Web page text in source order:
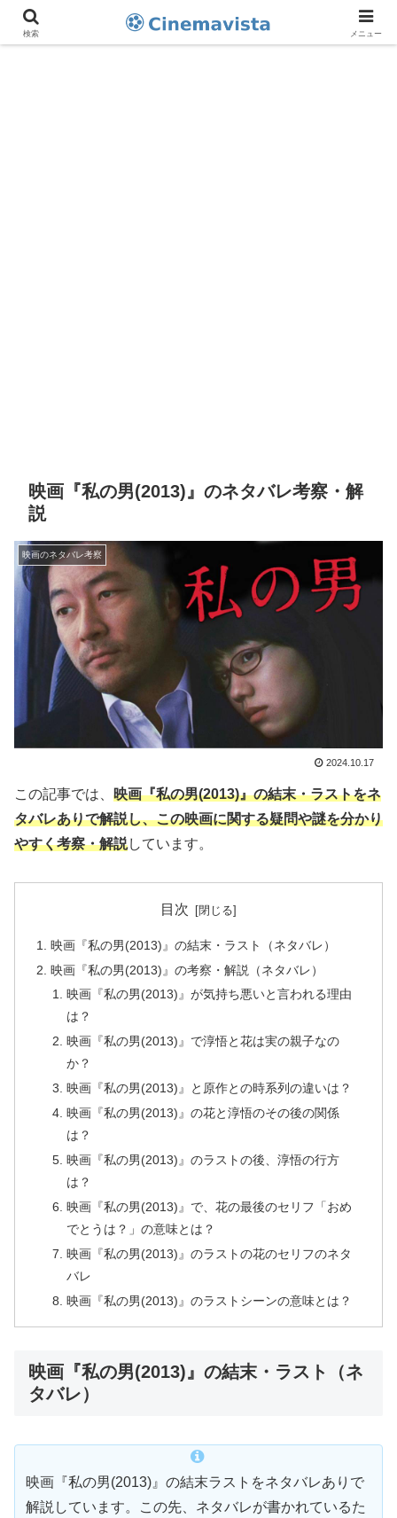
映画『私の男(2013)』のネタバレ考察・解
説
映画のネタバレ考察
2024.10.17
この記事では、 映画『私の男(2013)』の結末・ラストをネ
タバレありで解説し、この映画に関する疑問や謎を分かり
やすく考察・解説しています。
目次
映画『私の男(2013)』の結末・ラスト（ネタバレ）
映画『私の男(2013)』の考察・解説（ネタバレ）
映画『私の男(2013)』が気持ち悪いと言われる理由
は？
映画『私の男(2013)』で淳悟と花は実の親子なの
か？
映画『私の男(2013)』と原作との時系列の違いは？
映画『私の男(2013)』の花と淳悟のその後の関係
は？
映画『私の男(2013)』のラストの後、淳悟の行方
は？
映画『私の男(2013)』で、花の最後のセリフ「おめ
でとうは？」の意味とは？
映画『私の男(2013)』のラストの花のセリフのネタ
バレ
映画『私の男(2013)』のラストシーンの意味とは？
映画『私の男(2013)』の結末・ラスト（ネ
タバレ）
映画『私の男(2013)』の結末ラストをネタバレありで
解説しています。この先、ネタバレが書かれているた
検索 メニュー